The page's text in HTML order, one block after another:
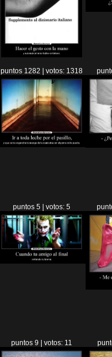
puntos 1282 | votos: 1318
puntos 5 | votos: 5
puntos 9 | votos: 11